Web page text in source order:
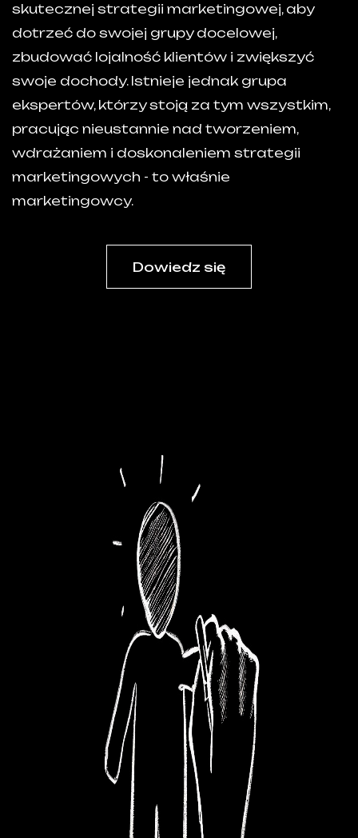
skutecznej strategii marketingowej, aby
dotrzeć do swojej grupy docelowej,
zbudować lojalność klientów i zwiększyć
swoje dochody. Istnieje jednak grupa
ekspertów, którzy stoją za tym wszystkim,
pracując nieustannie nad tworzeniem,
wdrażaniem i doskonaleniem strategii
marketingowych - to właśnie
marketingowcy.
Dowiedz się